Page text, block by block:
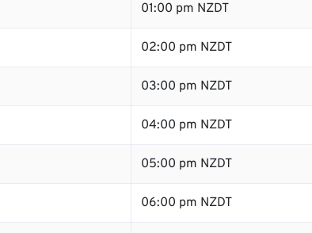
01:00 pm NZDT
02:00 pm NZDT
03:00 pm NZDT
04:00 pm NZDT
05:00 pm NZDT
06:00 pm NZDT